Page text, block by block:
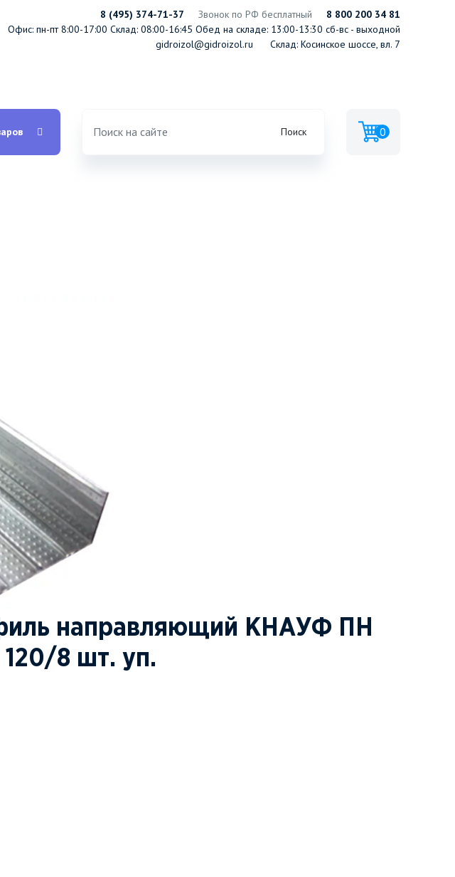
8 (495) 374-71-37 Звонок по РФ бесплатный
8 800 200 34 81
Офис: пн-пт 8:00-17:00 Склад: 08:00-16:45 Обед на складе: 13:00-13:30 сб-вс - выходной
gidroizol@gidroizol.ru
Склад: Косинское шоссе, вл. 7
Поиск 0
направляющий КНАУФ ПН
120/8 шт. уп.